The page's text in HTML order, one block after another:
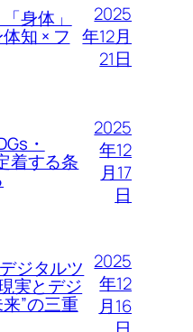
身体」
知 × フ
2025
年12月
21日
・
着する条
2025
年12
月17
日
ジタルツ
実とデジ
”の三重
2025
年12
月16